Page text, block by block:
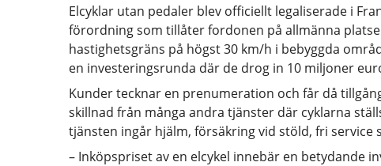
Elcyklar utan pedaler blev officiellt legaliserade i
förordning som tillåter fordonen på allmänna
hastighetsgräns på högst 30 km/h i bebyggda
en investeringsrunda där de drog in 10 miljoner
Kunder tecknar en prenumeration och får då
skillnad från många andra tjänster där cyklarna
tjänsten ingår hjälm, försäkring vid stöld, fri
– Inköpspriset av en elcykel innebär en betydande